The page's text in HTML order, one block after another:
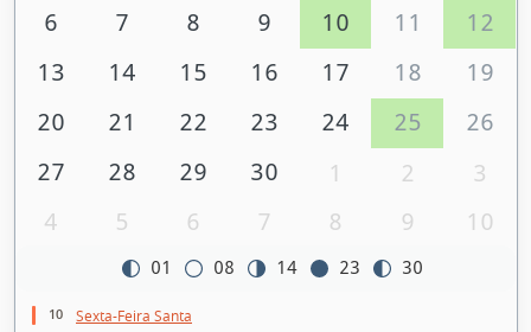
6
7 8 9 10 11
12
13
14 15 16 17 18
19
20
21 22 23 24 25
26
27
28 29 30 1 2
3
4
5 6 7 8 9 10
01 08 14 23 30
10 Sexta-Feira Santa